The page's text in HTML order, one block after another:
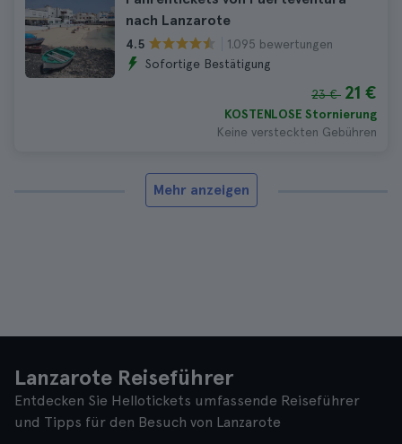
nach Lanzarote
4.5
1.095 bewertungen
Sofortige Bestätigung
23 € 21 €
KOSTENLOSE Stornierung
Keine versteckten Gebühren
Mehr anzeigen
Lanzarote Reiseführer
Entdecken Sie Hellotickets umfassende Reiseführer
und Tipps für den Besuch von Lanzarote